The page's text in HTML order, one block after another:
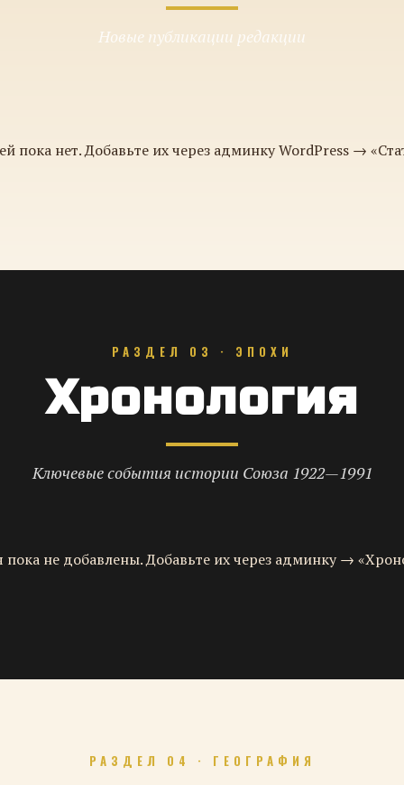
Новые публикации редакции
пока нет. Добавьте их через админку WordPress →
РАЗДЕЛ 03 · ЭПОХИ
Хронология
Ключевые события истории Союза 1922—1991
пока не добавлены. Добавьте их через админку →
РАЗДЕЛ 04 · ГЕОГРАФИЯ